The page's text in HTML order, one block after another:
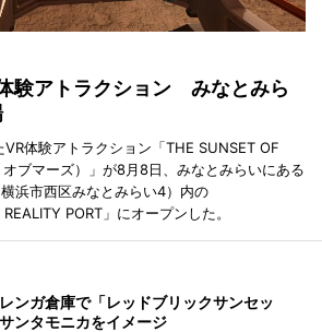
験アトラクション みなとみら
体験アトラクション「THE SUNSET OF
ブマーズ）」が8月8日、みなとみらいにある
浜市西区みなとみらい4）内の
PORT」にオープンした。
ンガ倉庫で「レッドブリックサンセッ
ンタモニカをイメージ